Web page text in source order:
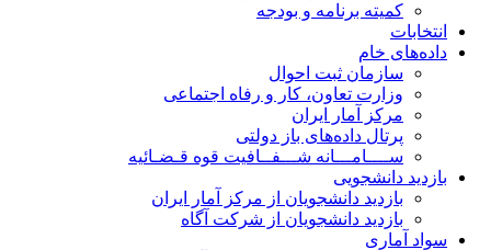
کمیته برنامه و بودجه
انتخابات
داده‌های خام
سازمان ثبت احوال
وزارت تعاون، کار و رفاه اجتماعی
مرکز آمار ایران
پرتال داده‌های باز دولتی
ســــامـــانه شـــفــافیت قوه قـضـائیه
بازدید دانشجویی
بازدید دانشجویان از مرکز آمار ایران
بازدید دانشجویان از شرکت آگاه
سواد آماری